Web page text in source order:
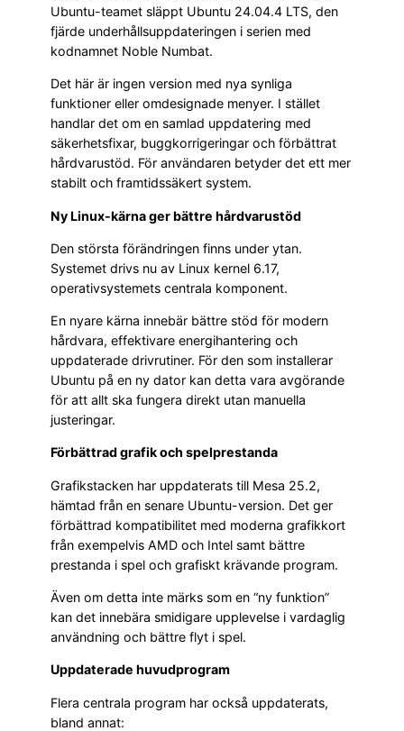
Ubuntu-teamet släppt Ubuntu 24.04.4 LTS, den
fjärde underhållsuppdateringen i serien med
kodnamnet Noble Numbat.
Det här är ingen version med nya synliga
funktioner eller omdesignade menyer. I stället
handlar det om en samlad uppdatering med
säkerhetsfixar, buggkorrigeringar och förbättrat
hårdvarustöd. För användaren betyder det ett mer
stabilt och framtidssäkert system.
Ny Linux-kärna ger bättre hårdvarustöd
Den största förändringen finns under ytan.
Systemet drivs nu av Linux kernel 6.17,
operativsystemets centrala komponent.
En nyare kärna innebär bättre stöd för modern
hårdvara, effektivare energihantering och
uppdaterade drivrutiner. För den som installerar
Ubuntu på en ny dator kan detta vara avgörande
för att allt ska fungera direkt utan manuella
justeringar.
Förbättrad grafik och spelprestanda
Grafikstacken har uppdaterats till Mesa 25.2,
hämtad från en senare Ubuntu-version. Det ger
förbättrad kompatibilitet med moderna grafikkort
från exempelvis AMD och Intel samt bättre
prestanda i spel och grafiskt krävande program.
Även om detta inte märks som en “ny funktion”
kan det innebära smidigare upplevelse i vardaglig
användning och bättre flyt i spel.
Uppdaterade huvudprogram
Flera centrala program har också uppdaterats,
bland annat: